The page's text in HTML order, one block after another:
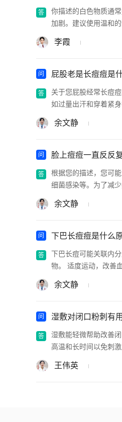
你描述的白色物质通
加剧。建议使用温和
李霞
屁股老是长痘痘是
关于您屁股经常长痘
如过量出汗和穿着紧
余文静
脸上痘痘一直反反
根据您的描述，您可
细菌感染等。为了减
余文静
下巴长痘痘是什么
下巴长痘可能关联内
物。 适度运动，改善
余文静
湿敷对闭口粉刺有
湿敷能轻微帮助改善
高温和长时间以免刺
王伟英